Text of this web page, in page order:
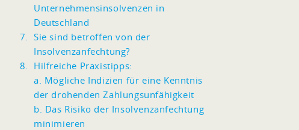
Unternehmensinsolvenzen in
Deutschland
Sie sind betroffen von der
Insolvenzanfechtung?
Hilfreiche Praxistipps:
a. Mögliche Indizien für eine Kenntnis
der drohenden Zahlungsunfähigkeit
b. Das Risiko der Insolvenzanfechtung
minimieren